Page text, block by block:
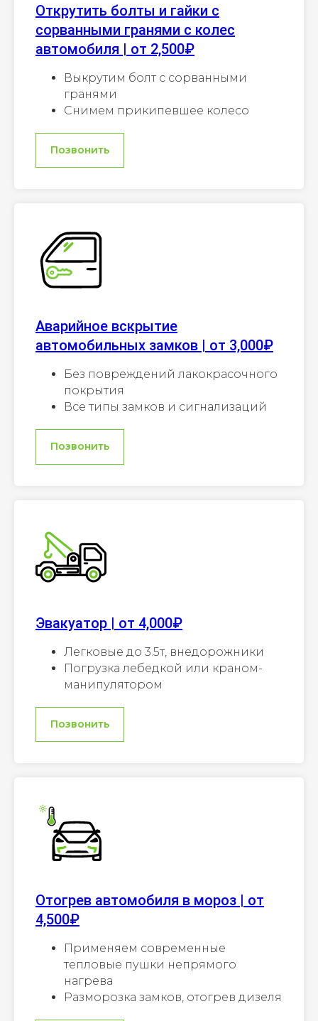
Открутить болты и гайки с
сорванными гранями с колес
автомобиля | от 2,500₽
Выкрутим болт с сорванными
гранями
Снимем прикипевшее колесо
Позвонить
Аварийное вскрытие
автомобильных замков | от 3,000₽
Без повреждений лакокрасочного
покрытия
Все типы замков и сигнализаций
Позвонить
Эвакуатор | от 4,000₽
Легковые до 3.5т, внедорожники
Погрузка лебедкой или краном-
манипулятором
Позвонить
Отогрев автомобиля в мороз | от
4,500₽
Применяем современные
тепловые пушки непрямого
нагрева
Разморозка замков, отогрев дизеля